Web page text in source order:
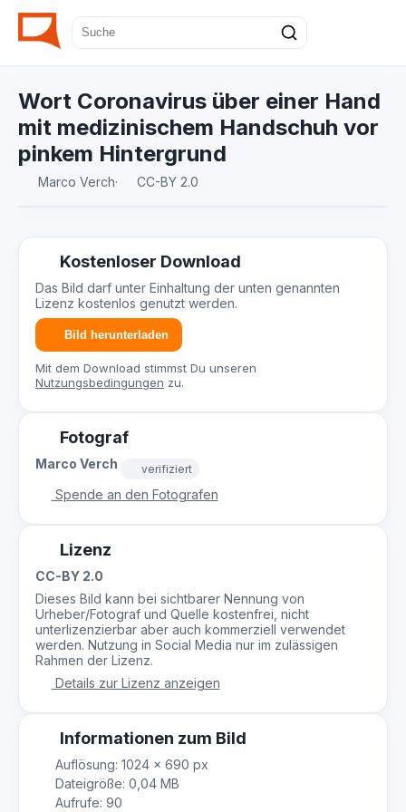
Wort Coronavirus über einer Hand
mit medizinischem Handschuh vor
pinkem Hintergrund
Marco Verch· CC-BY 2.0
Kostenloser Download
Das Bild darf unter Einhaltung der unten genannten
Lizenz kostenlos genutzt werden.
Bild herunterladen
Mit dem Download stimmst Du unseren
Nutzungsbedingungen zu.
Fotograf
Marco Verch verifiziert
Spende an den Fotografen
Lizenz
CC-BY 2.0
Dieses Bild kann bei sichtbarer Nennung von
Urheber/Fotograf und Quelle kostenfrei, nicht
unterlizenzierbar aber auch kommerziell verwendet
werden. Nutzung in Social Media nur im zulässigen
Rahmen der Lizenz.
Details zur Lizenz anzeigen
Informationen zum Bild
Auflösung: 1024 × 690 px
Dateigröße: 0,04 MB
Aufrufe: 90